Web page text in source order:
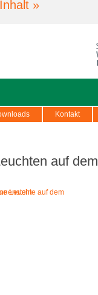
»
Kontakt
auf dem